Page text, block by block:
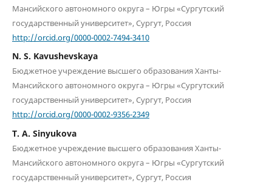
Мансийского автономного округа – Югры «Сургутский
государственный университет», Сургут, Россия
http://orcid.org/0000-0002-7494-3410
N. S. Kavushevskaya
Бюджетное учреждение высшего образования Ханты-
Мансийского автономного округа – Югры «Сургутский
государственный университет», Сургут, Россия
http://orcid.org/0000-0002-9356-2349
T. A. Sinyukova
Бюджетное учреждение высшего образования Ханты-
Мансийского автономного округа – Югры «Сургутский
государственный университет», Сургут, Россия